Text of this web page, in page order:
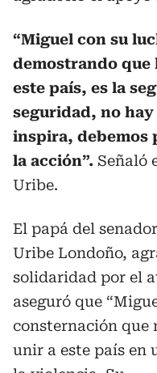
“Miguel con su
demostrando que
este país, es la
seguridad, no hay
inspira, debemos
la acción”. Señaló
Uribe.
El papá del senador
Uribe Londoño,
solidaridad por el
aseguró que
consternación que
unir a este país en